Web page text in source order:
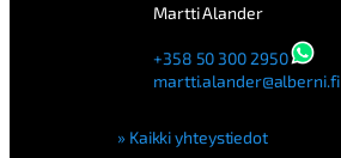
Martti Alander
+358 50 300 2950
martti.alander@alberni.fi
Kaikki yhteystiedot